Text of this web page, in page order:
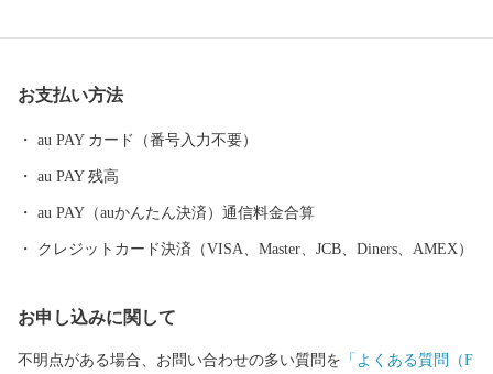
お支払い方法
au PAY カード（番号入力不要）
au PAY 残高
au PAY（auかんたん決済）通信料金合算
クレジットカード決済（VISA、Master、JCB、Diners、AMEX）
お申し込みに関して
不明点がある場合、お問い合わせの多い質問を 「よくある質問（F